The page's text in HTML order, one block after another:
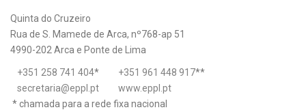
Quinta do Cruzeiro
Rua de S. Mamede de Arca, nº768-ap 51
4990-202 Arca e Ponte de Lima
+351 258 741 404* +351 961 448 917**
secretaria@eppl.pt
www.eppl.pt
* chamada para a rede fixa nacional